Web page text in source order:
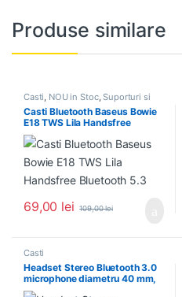
Produse similare
Casti NOU in Stoc,Suporturi si
accesorii
Casti Bluetooth Baseus Bowie
E18 TWS Lila Handsfree
Bluetooth 5.3
69,00 lei 109,00lei
Casti
Headset Stereo Bluetooth 3.0
microphone diametru 40 mm,
white, Esperanza